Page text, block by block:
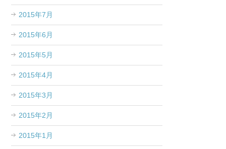
2015年7月
2015年6月
2015年5月
2015年4月
2015年3月
2015年2月
2015年1月